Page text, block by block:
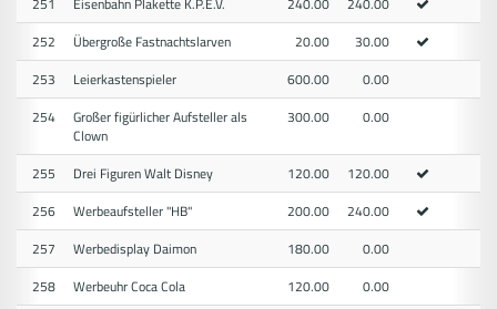
252
Übergroße Fastnachtslarven 20.00
30.00
253
Leierkastenspieler 600.00
0.00
254
Großer figürlicher Aufsteller als
Clown
300.00 0.00
255 Drei Figuren Walt Disney 120.00
120.00
256
Werbeaufsteller "HB" 200.00
240.00
257
Werbedisplay Daimon 180.00
0.00
258
Werbeuhr Coca Cola 120.00
0.00